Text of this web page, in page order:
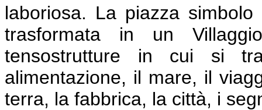
laboriosa. La piazza
trasformata in un
tensostrutture in cui si
alimentazione, il mare, il
terra, la fabbrica, la città, i